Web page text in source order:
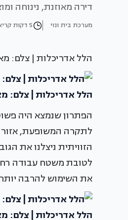
דירה מאוזנת, נינוחה
מערכת בית ונוי 5 דקות קריאה
הלל אדריכלות | צלם:
הלל אדריכלות | צלם:
הפתרון שנמצא היה
לתקרה המשופעת, אזור
הזוויתית ניצלנו את
לטובת משטח עבודה
את השימוש להרבה יותר
הלל אדריכלות | צלם: